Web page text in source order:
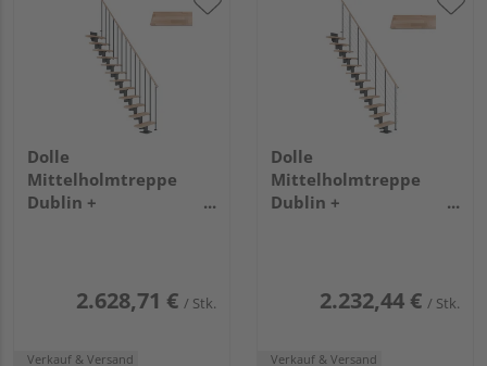
Dolle
Mittelholmtreppe
Dublin +
Metallkomp anthrazit
2.628,71 € / Stk.
Verkauf & Versand
Dolle
Mittelholmtreppe
Dublin +
Metallkomp anthrazit
2.232,44 € / Stk.
Verkauf & Versand